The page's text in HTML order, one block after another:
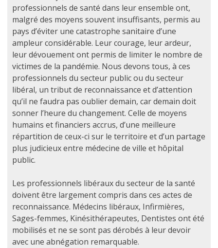
professionnels de santé dans leur ensemble ont,
malgré des moyens souvent insuffisants, permis au
pays d’éviter une catastrophe sanitaire d’une
ampleur considérable. Leur courage, leur ardeur,
leur dévouement ont permis de limiter le nombre de
victimes de la pandémie. Nous devons tous, à ces
professionnels du secteur public ou du secteur
libéral, un tribut de reconnaissance et d’attention
qu’il ne faudra pas oublier demain, car demain doit
sonner l’heure du changement. Celle de moyens
humains et financiers accrus, d’une meilleure
répartition de ceux-ci sur le territoire et d’un partage
plus judicieux entre médecine de ville et hôpital
public.
Les professionnels libéraux du secteur de la santé
doivent être largement compris dans ces actes de
reconnaissance. Médecins libéraux, Infirmières,
Sages-femmes, Kinésithérapeutes, Dentistes ont été
mobilisés et ne se sont pas dérobés à leur devoir
avec une abnégation remarquable.